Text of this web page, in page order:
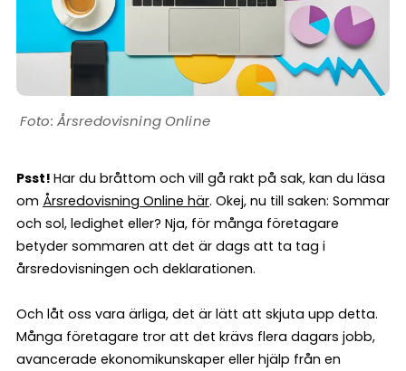
Årsredovisning Online
Psst! Har du bråttom och vill gå rakt på sak, kan du läsa
om Årsredovisning Online här. Okej, nu till saken: Sommar
och sol, ledighet eller? Nja, för många företagare
betyder sommaren att det är dags att ta tag i
årsredovisningen och deklarationen.
Och låt oss vara ärliga, det är lätt att skjuta upp detta.
Många företagare tror att det krävs flera dagars jobb,
avancerade ekonomikunskaper eller hjälp från en